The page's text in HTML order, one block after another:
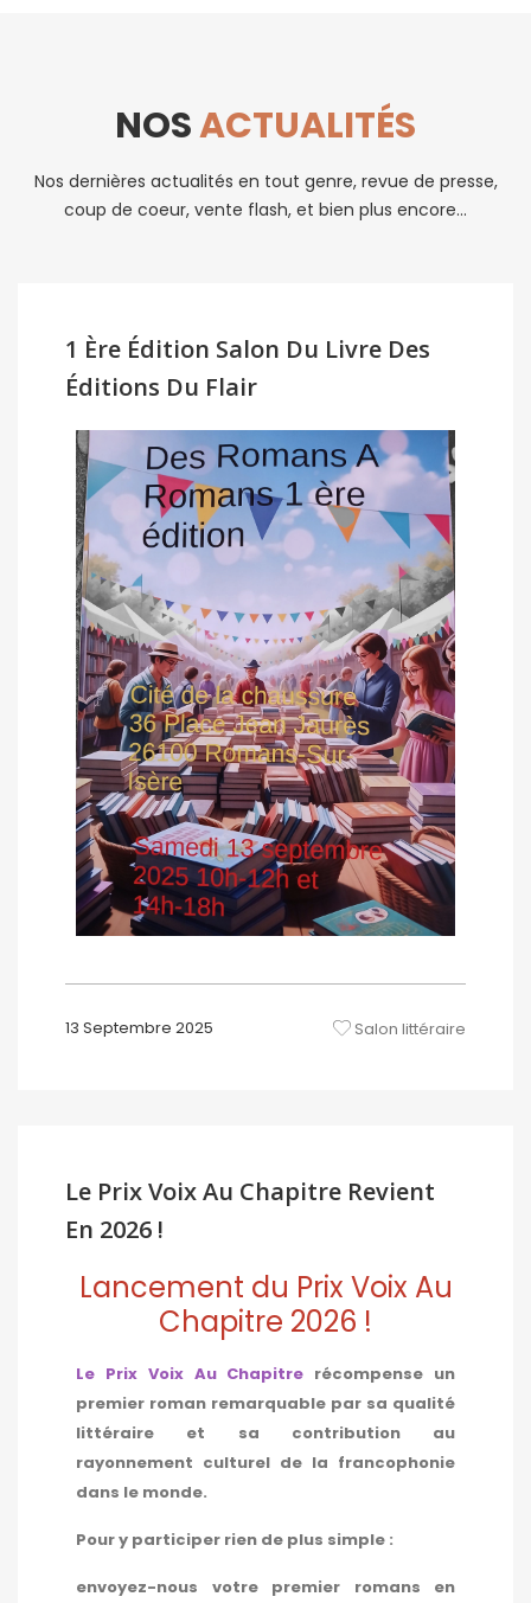
NOSACTUALITÉS
Nos dernières actualités en tout genre, revue de presse,
coup de coeur, vente flash, et bien plus encore...
1 Ère Édition Salon Du Livre Des
Éditions Du Flair
13 Septembre 2025 Salon littéraire
Le Prix Voix Au Chapitre Revient
En 2026 !
Lancement du Prix Voix Au
Chapitre 2026 !
Le Prix Voix Au Chapitre récompense un
premier roman remarquable par sa qualité
littéraire et sa contribution au
rayonnement culturel de la francophonie
dans le monde.
Pour y participer rien de plus simple :
envoyez-nous votre premier romans en